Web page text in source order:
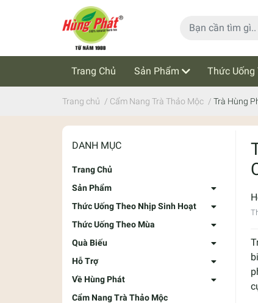
Trang Chủ Sản Phẩm Thức Uống
Cẩm Nang Trà Thảo Mộc Tin Tức
Trang chủ / Cẩm Nang Trà Thảo Mộc / Trà Hùng
DANH MỤC
Trang Chủ
Sản Phẩm
Thức Uống Theo Nhịp Sinh Hoạt
Thức Uống Theo Mùa
Quà Biếu
Hỗ Trợ
Về Hùng Phát
Cẩm Nang Trà Thảo Mộc